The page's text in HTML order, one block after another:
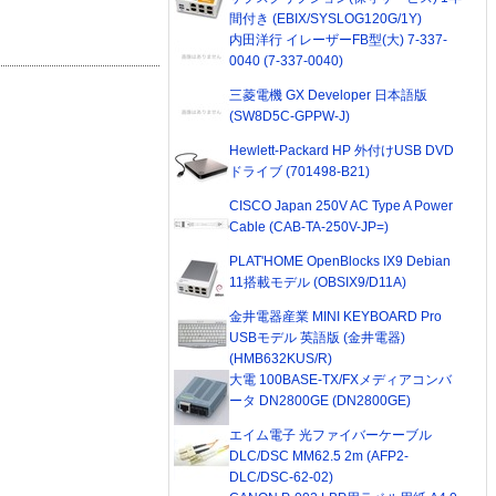
間付き (EBIX/SYSLOG120G/1Y)
内田洋行 イレーザーFB型(大) 7-337-
0040 (7-337-0040)
三菱電機 GX Developer 日本語版
(SW8D5C-GPPW-J)
Hewlett-Packard HP 外付けUSB DVD
ドライブ (701498-B21)
CISCO Japan 250V AC Type A Power
Cable (CAB-TA-250V-JP=)
PLAT'HOME OpenBlocks IX9 Debian
11搭載モデル (OBSIX9/D11A)
金井電器産業 MINI KEYBOARD Pro
USBモデル 英語版 (金井電器)
(HMB632KUS/R)
大電 100BASE-TX/FXメディアコンバ
ータ DN2800GE (DN2800GE)
エイム電子 光ファイバーケーブル
DLC/DSC MM62.5 2m (AFP2-
DLC/DSC-62-02)